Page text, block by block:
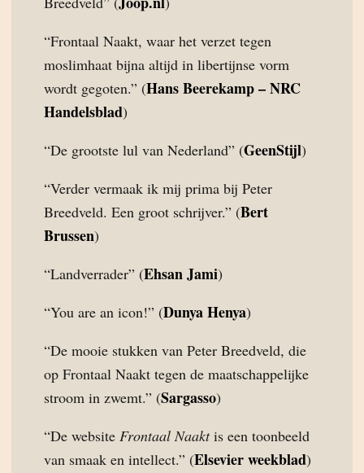
“Frontaal Naakt, waar het verzet tegen
moslimhaat bijna altijd in libertijnse vorm
wordt gegoten.” (Hans Beerekamp – NRC
Handelsblad)
“De grootste lul van Nederland” (GeenStijl)
“Verder vermaak ik mij prima bij Peter
Breedveld. Een groot schrijver.” (Bert
Brussen)
“Landverrader” (Ehsan Jami)
“You are an icon!” (Dunya Henya)
“De mooie stukken van Peter Breedveld, die
op Frontaal Naakt tegen de maatschappelijke
stroom in zwemt.” (Sargasso)
“De website Frontaal Naaktis een toonbeeld
van smaak en intellect.” (Elsevier weekblad)